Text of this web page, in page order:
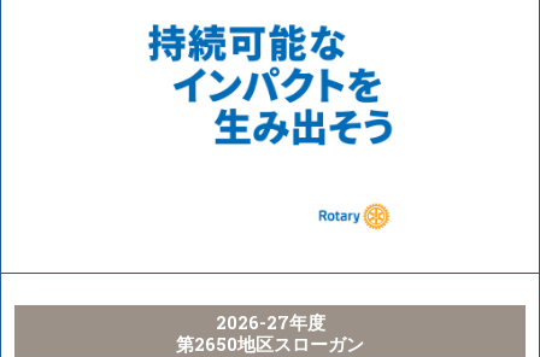
2026-27年度
第2650地区スローガン